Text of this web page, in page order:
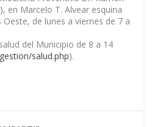
en Marcelo T. Alvear esquina
Oeste, de lunes a viernes de 7 a
del Municipio de 8 a 14
salud.php).